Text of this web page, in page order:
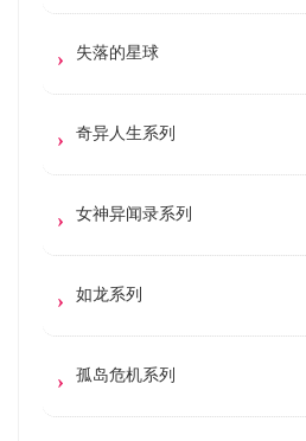
失落的星球
奇异人生系列
女神异闻录系列
如龙系列
孤岛危机系列